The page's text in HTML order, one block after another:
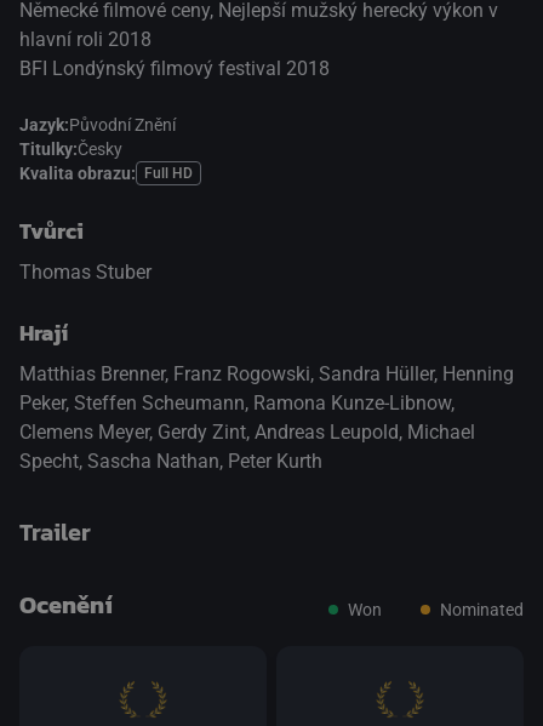
Německé filmové ceny, Nejlepší mužský herecký výkon v
hlavní roli 2018
BFI Londýnský filmový festival 2018
Jazyk:Původní Znění
Titulky:Česky
Kvalita obrazu:
Full HD
Tvůrci
Thomas Stuber
Hrají
Matthias Brenner, Franz Rogowski, Sandra Hüller, Henning
Peker, Steffen Scheumann, Ramona Kunze-Libnow,
Clemens Meyer, Gerdy Zint, Andreas Leupold, Michael
Specht, Sascha Nathan, Peter Kurth
Trailer
přepnout na HTML5 přehrávač
Ocenění Won Nominated